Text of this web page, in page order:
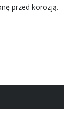
przed korozją.